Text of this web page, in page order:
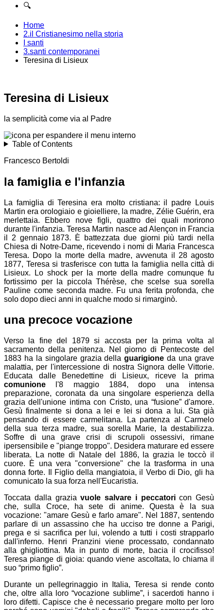
🔍
Home
2.il Cristianesimo nella storia
I santi
3.santi contemporanei
Teresina di Lisieux
Teresina di Lisieux
la semplicità come via al Padre
Table of Contents
Francesco Bertoldi
la famiglia e l'infanzia
La famiglia di Teresina era molto cristiana: il padre Louis
Martin era orologiaio e gioielliere, la madre, Zélie Guérin, era
merlettaia. Ebbero nove figli, quattro dei quali morirono
durante l'infanzia. Teresa Martin nasce ad Alençon in Francia
il 2 gennaio 1873. È battezzata due giorni più tardi nella
Chiesa di Notre-Dame, ricevendo i nomi di Maria Francesca
Teresa. Dopo la morte della madre, avvenuta il 28 agosto
1877, Teresa si trasferisce con tutta la famiglia nella città di
Lisieux. Lo shock per la morte della madre comunque fu
fortissimo per la piccola Thérèse, che scelse sua sorella
Pauline come seconda madre. Fu una ferita profonda, che
solo dopo dieci anni in qualche modo si rimarginò.
una precoce vocazione
Verso la fine del 1879 si accosta per la prima volta al
sacramento della penitenza. Nel giorno di Pentecoste del
1883 ha la singolare grazia dellaguarigione da una grave
malattia, per l'intercessione di nostra Signora delle Vittorie.
Educata dalle Benedettine di Lisieux, riceve la prima
comunione l'8 maggio 1884, dopo una intensa
preparazione, coronata da una singolare esperienza della
grazia dell'unione intima con Cristo, una “fusione” d'amore.
Gesù finalmente si dona a lei e lei si dona a lui. Sta già
pensando di essere carmelitana. La partenza al Carmelo
della sua terza madre, sua sorella Marie, la destabilizza.
Soffre di una grave crisi di scrupoli ossessivi, rimane
ipersensibile e "piange troppo". Desidera maturare ed essere
liberata. La notte di Natale del 1886, la grazia le toccò il
cuore. È una vera "conversione" che la trasforma in una
donna forte. Il Figlio della mangiatoia, il Verbo di Dio, gli ha
comunicato la sua forza nell'Eucaristia.
Toccata dalla graziavuole salvare i peccatoricon Gesù
che, sulla Croce, ha sete di anime. Questa è la sua
vocazione: "amare Gesù e farlo amare". Nel 1887, sentendo
parlare di un assassino che ha ucciso tre donne a Parigi,
prega e si sacrifica per lui, volendo a tutti i costi strapparlo
dall'inferno. Henri Pranzini viene processato, condannato
alla ghigliottina. Ma in punto di morte, bacia il crocifisso!
Teresa piange di gioia: quando viene ascoltata, lo chiama il
suo “primo figlio”.
Durante un pellegrinaggio in Italia, Teresa si rende conto
che, oltre alla loro “vocazione sublime”, i sacerdoti hanno i
loro difetti. Capisce che è necessario pregare molto per loro